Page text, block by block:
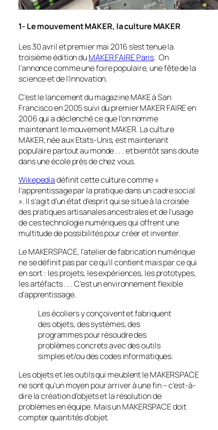
1- Le mouvement MAKER, la culture MAKER
Les 30 avril et premier mai 2016 s’est tenue la
troisième édition duMAKER FAIRE Paris. On
l’annonce comme une foire populaire, une fête de la
science et de l’innovation.
C’est le lancement du magazine MAKE à San
Francisco en 2005 suivi du premier MAKER FAIRE en
2006 qui a déclenché ce que l’on nomme
maintenant le mouvement MAKER. La culture
MAKER, née aux Etats-Unis, est maintenant
populaire partout au monde . . . et bientôt sans doute
dans une école près de chez vous.
Wikepediadéfinit cette culture comme «
l’apprentissage par la pratique dans un cadre social
». Il s’agit d’un état d’esprit qui se situe à la croisée
des pratiques artisanales ancestrales et de l’usage
de ces technologie numériques qui offrent une
multitude de possibilités pour créer et inventer.
Le MAKERSPACE, l’atelier de fabrication numérique
ne se définit pas par ce qu’il contient mais par ce qui
en sort : les projets, les expériences, les prototypes,
les artéfacts . . . C’est un environnement flexible
d’apprentissage.
Les écoliers y conçoivent et fabriquent
des objets, des systèmes, des
programmes pour résoudre des
problèmes concrets avec des outils
simples et/ou des codes informatiques.
Les objets et les outils qui meublent le MAKERSPACE
ne sont qu’un moyen pour arriver à une fin – c’est-à-
dire la création d’objets et la résolution de
problèmes en équipe. Mais un MAKERSPACE doit
compter quantités d’objet.